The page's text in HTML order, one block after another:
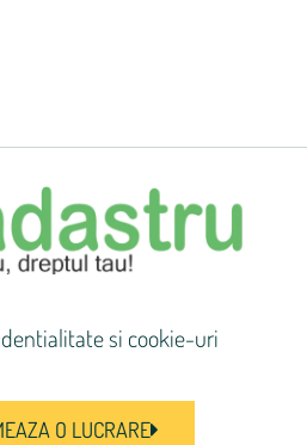
si cookie-uri
O LUCRARE